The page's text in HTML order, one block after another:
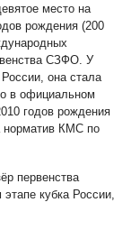
место на
рождения (200
СЗФО. У
она стала
в официальном
годов рождения
норматив КМС по
первенства
кубка России,